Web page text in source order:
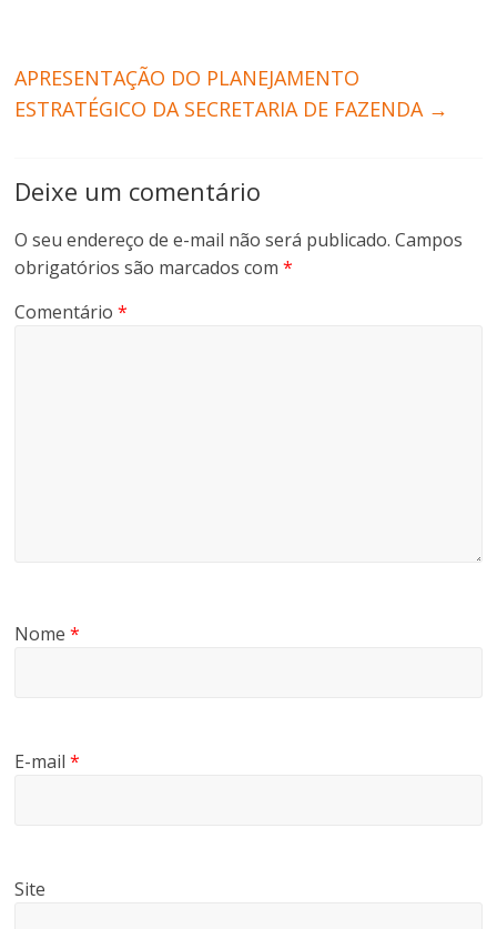
APRESENTAÇÃO DO PLANEJAMENTO
ESTRATÉGICO DA SECRETARIA DE FAZENDA →
Deixe um comentário
O seu endereço de e-mail não será publicado. Campos
obrigatórios são marcados com*
Comentário*
Nome*
E-mail*
Site